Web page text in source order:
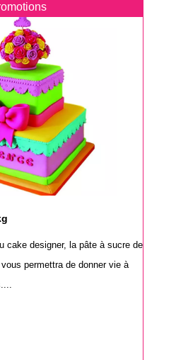
cake designer, la pâte à sucre de
permettra de donner vie à